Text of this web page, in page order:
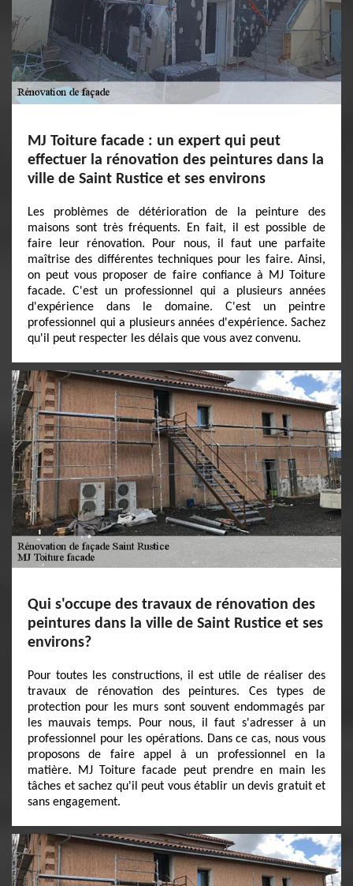
MJ Toiture facade : un expert qui peut
effectuer la rénovation des peintures dans la
ville de Saint Rustice et ses environs
Les problèmes de détérioration de la peinture des
maisons sont très fréquents. En fait, il est possible de
faire leur rénovation. Pour nous, il faut une parfaite
maîtrise des différentes techniques pour les faire. Ainsi,
on peut vous proposer de faire confiance à MJ Toiture
facade. C'est un professionnel qui a plusieurs années
d'expérience dans le domaine. C'est un peintre
professionnel qui a plusieurs années d'expérience. Sachez
qu'il peut respecter les délais que vous avez convenu.
Qui s'occupe des travaux de rénovation des
peintures dans la ville de Saint Rustice et ses
environs?
Pour toutes les constructions, il est utile de réaliser des
travaux de rénovation des peintures. Ces types de
protection pour les murs sont souvent endommagés par
les mauvais temps. Pour nous, il faut s'adresser à un
professionnel pour les opérations. Dans ce cas, nous vous
proposons de faire appel à un professionnel en la
matière. MJ Toiture facade peut prendre en main les
tâches et sachez qu'il peut vous établir un devis gratuit et
sans engagement.